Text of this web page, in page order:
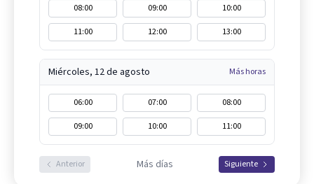
08:00 09:00
10:00
11:00
12:00 13:00
Miércoles, 12 de agosto Más horas
06:00 07:00
08:00
09:00
10:00 11:00
Anterior Más días Siguiente